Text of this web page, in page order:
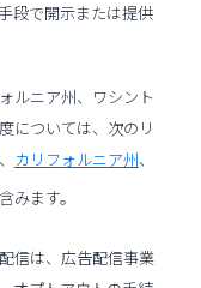
段で開示または提供
ルニア州、ワシント
については、次のリ
、 カリフォルニア州、
みます。
信は、広告配信事業